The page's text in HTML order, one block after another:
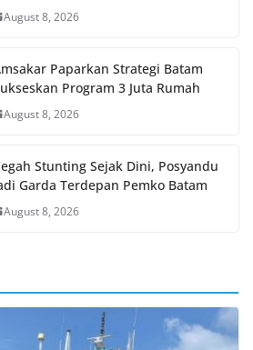
August 8, 2026
Paparkan Strategi Batam
Program 3 Juta Rumah
August 8, 2026
Stunting Sejak Dini, Posyandu
Garda Terdepan Pemko Batam
August 8, 2026